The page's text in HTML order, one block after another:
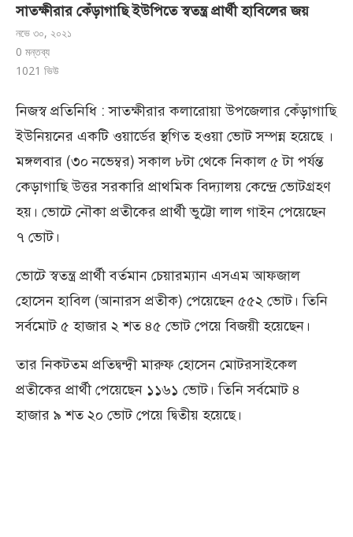
সাতক্ষীরার কেঁড়াগাছি ইউপিতে স্বতন্ত্র প্রার্থী হাবিলের জয়
নভে ৩০, ২০২১
0 মন্তব্য
1021 ভিউ
নিজস্ব প্রতিনিধি : সাতক্ষীরার কলারোয়া উপজেলার কেঁড়াগাছি
ইউনিয়নের একটি ওয়ার্ডের স্থগিত হওয়া ভোট সম্পন্ন হয়েছে ।
মঙ্গলবার (৩০ নভেম্বর) সকাল ৮টা থেকে নিকাল ৫ টা পর্যন্ত
কেড়াগাছি উত্তর সরকারি প্রাথমিক বিদ্যালয় কেন্দ্রে ভোটগ্রহণ
হয়। ভোটে নৌকা প্রতীকের প্রার্থী ভুট্টো লাল গাইন পেয়েছেন
৭ ভোট।
ভোটে স্বতন্ত্র প্রার্থী বর্তমান চেয়ারম্যান এসএম আফজাল
হোসেন হাবিল (আনারস প্রতীক) পেয়েছেন ৫৫২ ভোট। তিনি
সর্বমোট ৫ হাজার ২ শত ৪৫ ভোট পেয়ে বিজয়ী হয়েছেন।
তার নিকটতম প্রতিদ্বন্দ্বী মারুফ হোসেন মোটরসাইকেল
প্রতীকের প্রার্থী পেয়েছেন ১১৬১ ভোট। তিনি সর্বমোট ৪
হাজার ৯ শত ২০ ভোট পেয়ে দ্বিতীয় হয়েছে।